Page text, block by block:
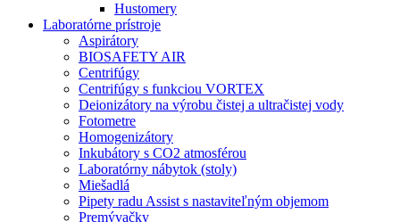
Hustomery
Laboratórne prístroje
Aspirátory
BIOSAFETY AIR
Centrifúgy
Centrifúgy s funkciou VORTEX
Deionizátory na výrobu čistej a ultračistej vody
Fotometre
Homogenizátory
Inkubátory s CO2 atmosférou
Laboratórny nábytok (stoly)
Miešadlá
Pipety radu Assist s nastaviteľným objemom
Premývačky